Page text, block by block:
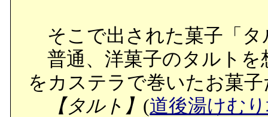
そこで出された菓子「タ
普通、洋菓子のタルトを
をカステラで巻いたお菓
【タルト】 (道後湯けむ